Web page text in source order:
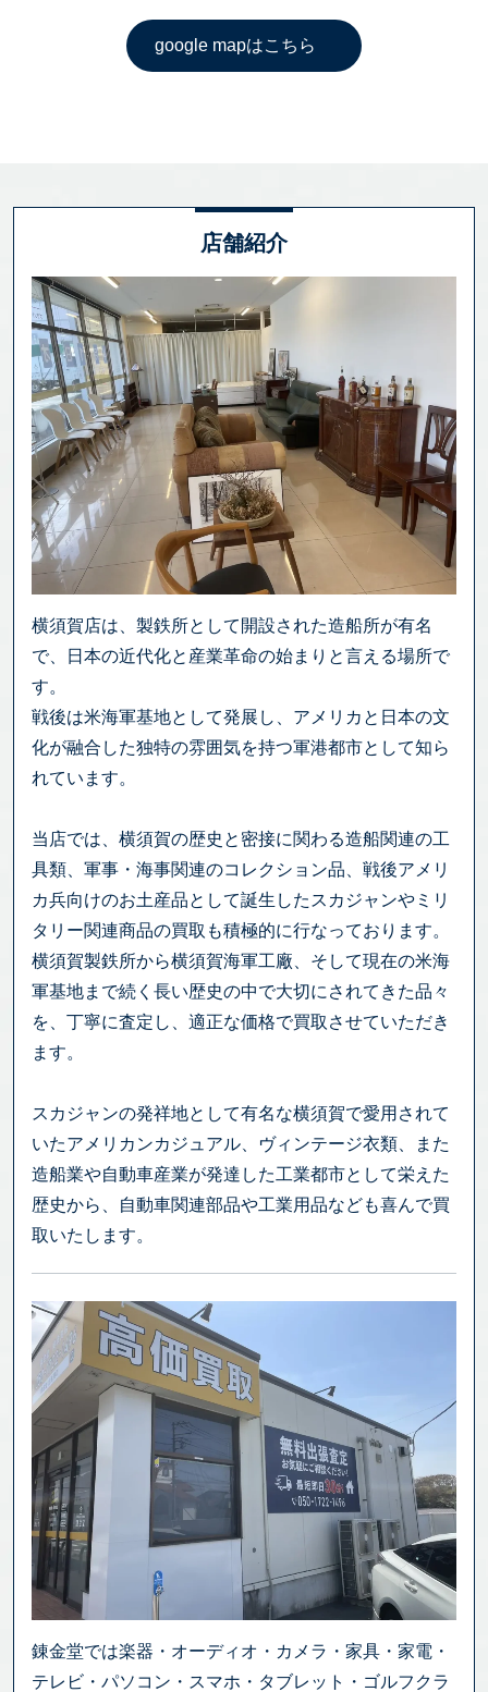
google mapはこちら
店舗紹介
横須賀店は、製鉄所として開設された造船所が有名
で、日本の近代化と産業革命の始まりと言える場所で
す。
戦後は米海軍基地として発展し、アメリカと日本の文
化が融合した独特の雰囲気を持つ軍港都市として知ら
れています。
当店では、横須賀の歴史と密接に関わる造船関連の工
具類、軍事・海事関連のコレクション品、戦後アメリ
カ兵向けのお土産品として誕生したスカジャンやミリ
タリー関連商品の買取も積極的に行なっております。
横須賀製鉄所から横須賀海軍工廠、そして現在の米海
軍基地まで続く長い歴史の中で大切にされてきた品々
を、丁寧に査定し、適正な価格で買取させていただき
ます。
スカジャンの発祥地として有名な横須賀で愛用されて
いたアメリカンカジュアル、ヴィンテージ衣類、また
造船業や自動車産業が発達した工業都市として栄えた
歴史から、自動車関連部品や工業用品なども喜んで買
取いたします。
錬金堂では楽器・オーディオ・カメラ・家具・家電・
テレビ・パソコン・スマホ・タブレット・ゴルフクラ